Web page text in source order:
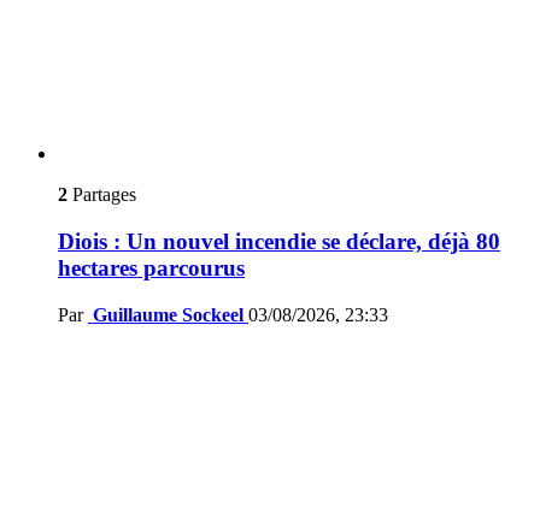
2 Partages
Diois : Un nouvel incendie se déclare, déjà 80
hectares parcourus
Par Guillaume Sockeel 03/08/2026, 23:33